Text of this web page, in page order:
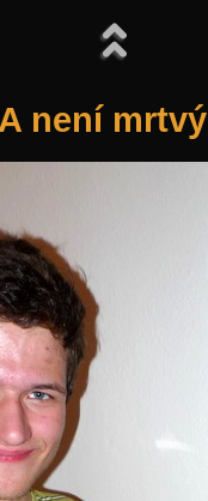
není mrtvý